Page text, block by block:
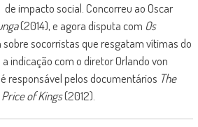
de impacto social. Concorreu ao Oscar
(2014), e agora disputa com Os
sobre socorristas que resgatam vítimas do
indicação com o diretor Orlando von
responsável pelos documentários The
Price of Kings(2012).